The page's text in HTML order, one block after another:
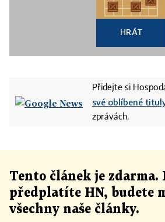
HRÁT
Přidejte si
své oblíbené
zprávách.
Tento článek je zdarma.
předplatíte HN, budete
všechny naše články.